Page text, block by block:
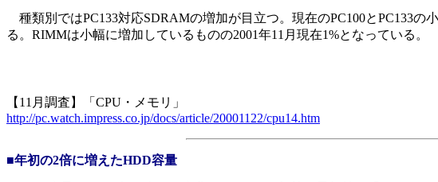
種類別ではPC133対応SDRAMの増加が目立つ。現在のPC100とPC133
る。RIMMは小幅に増加しているものの2001年11月現在1%となっている。
【11月調査】「CPU・メモリ」
http://pc.watch.impress.co.jp/docs/article/20001122/cpu14.htm
■年初の2倍に増えたHDD容量